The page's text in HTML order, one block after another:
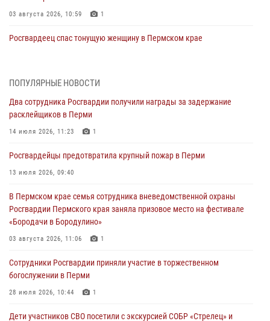
03 августа 2026, 10:59 1
Росгвардеец спас тонущую женщину в Пермском крае
Сотрудники Росгвардии приняли участие в торжественном
28 июля 2026, 10:44 1
Росгвардейцы оказали силовую поддержку при задержании
28 июля 2026, 06:15
ведомственной акции «Каникулы с Росгвардией»
24 июля 2026, 08:45
Юные защитники порядка: росгвардейцы провели день в клубе
24 июля 2026, 08:43
ПОПУЛЯРНЫЕ НОВОСТИ
Два сотрудника Росгвардии получили награды за задержание
расклейщиков в Перми
14 июля 2026, 11:23 1
Росгвардейцы предотвратила крупный пожар в Перми
13 июля 2026, 09:40
В Пермском крае семья сотрудника вневедомственной охраны
Росгвардии Пермского края заняла призовое место на фестивале
«Бородачи в Бородулино»
03 августа 2026, 11:06 1
Сотрудники Росгвардии приняли участие в торжественном
богослужении в Перми
28 июля 2026, 10:44 1
Дети участников СВО посетили с экскурсией СОБР «Стрелец» и